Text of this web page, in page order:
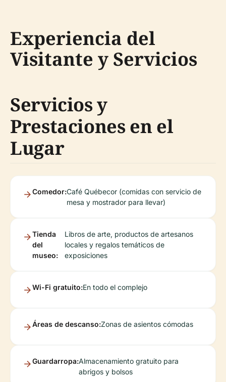
Experiencia del
Visitante y Servicios
Servicios y
Prestaciones en el
Lugar
Comedor:Café Québecor (comidas con servicio de
mesa y mostrador para llevar)
Tienda
del
museo:
Libros de arte, productos de artesanos
locales y regalos temáticos de
exposiciones
Wi-Fi gratuito:En todo el complejo
Áreas de descanso:Zonas de asientos cómodas
Guardarropa:Almacenamiento gratuito para
abrigos y bolsos